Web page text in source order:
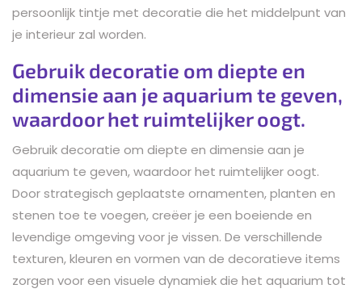
persoonlijk tintje met decoratie die het middelpunt van
je interieur zal worden.
Gebruik decoratie om diepte en
dimensie aan je aquarium te geven,
waardoor het ruimtelijker oogt.
Gebruik decoratie om diepte en dimensie aan je
aquarium te geven, waardoor het ruimtelijker oogt.
Door strategisch geplaatste ornamenten, planten en
stenen toe te voegen, creëer je een boeiende en
levendige omgeving voor je vissen. De verschillende
texturen, kleuren en vormen van de decoratieve items
zorgen voor een visuele dynamiek die het aquarium tot